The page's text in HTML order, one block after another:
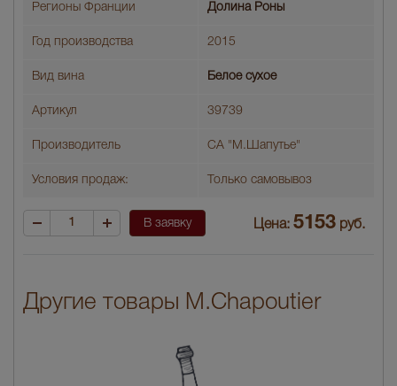
Регионы Франции Долина Роны
Год производства 2015
Вид вина Белое сухое
Артикул 39739
Производитель СА "М.Шапутье"
Условия продаж: Только самовывоз
В заявку Цена: 5153 руб.
Другие товары M.Chapoutier